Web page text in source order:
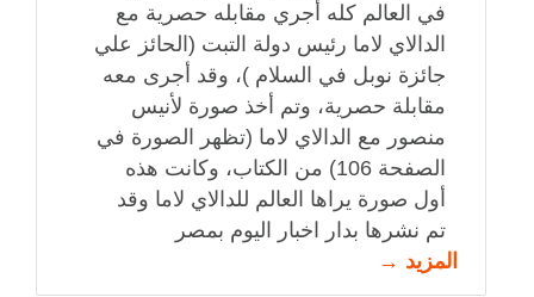
في العالم كله أجري مقابله حصرية مع
الدالاي لاما رئيس دولة التبت (الحائز علي
جائزة نوبل في السلام )، وقد أجرى معه
مقابلة حصرية، وتم أخذ صورة لأنيس
منصور مع الدالاي لاما (تظهر الصورة في
الصفحة 106) من الكتاب، وكانت هذه
أول صورة يراها العالم للدالاي لاما وقد
تم نشرها بدار اخبار اليوم بمصر
المزيد →